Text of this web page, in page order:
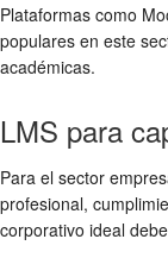
Plataformas como
populares en este
académicas.
LMS para
Para el sector
profesional,
corporativo ideal